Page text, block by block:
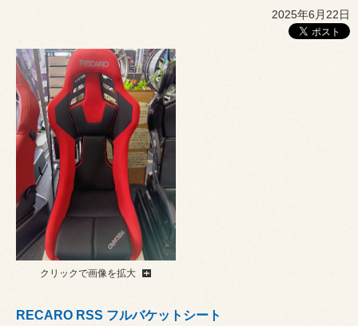
2025年6月22日
クリックで画像を拡大
RECARO RSS フルバケットシート